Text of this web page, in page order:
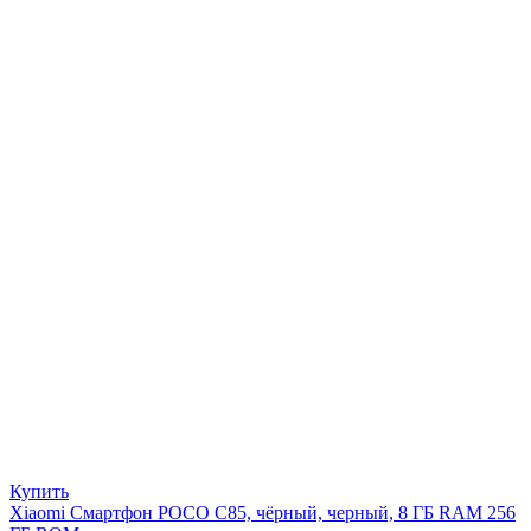
Купить
Xiaomi Смартфон POCO C85, чёрный, черный, 8 ГБ RAM 256